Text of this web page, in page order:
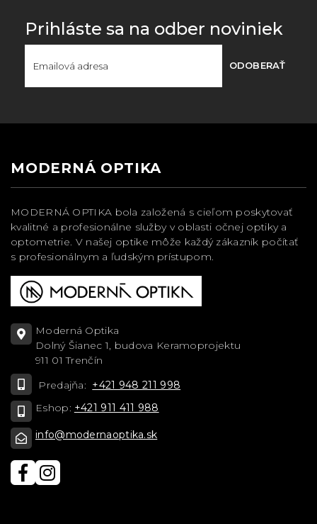
Prihláste sa na odber noviniek
ODOBERAŤ
MODERNÁ OPTIKA
MODERNÁ OPTIKA bola založená s cieľom poskytovať
kvalitné a profesionálne služby v oblasti očnej optiky a
optometrie. V našej optike môže každý zákazník počítať
s profesionálnym a ľudským prístupom.
Moderná Optika
Dolný Šianec 1, budova Keramoprojektu
911 01 Trenčín
Predajňa: +421 948 211 998
Eshop: +421 911 411 988
info@modernaoptika.sk